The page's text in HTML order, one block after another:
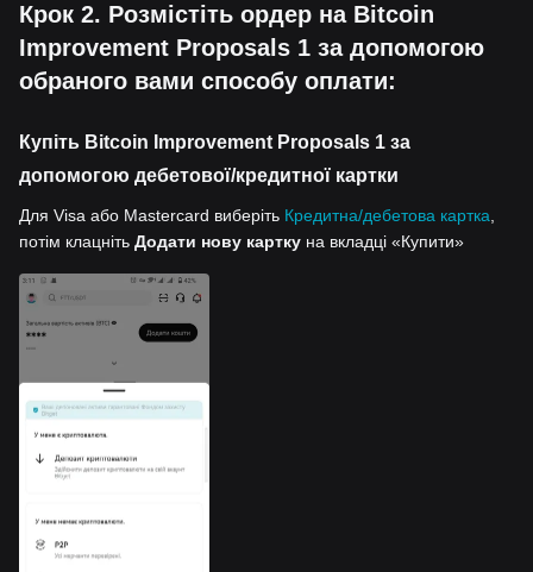
Крок 2. Розмістіть ордер на Bitcoin
Improvement Proposals 1 за допомогою
обраного вами способу оплати:
Купіть Bitcoin Improvement Proposals 1 за
допомогою дебетової/кредитної картки
Для Visa або Mastercard виберіть Кредитна/дебетова картка
потім клацніть Додати нову картку на вкладці «Купити»